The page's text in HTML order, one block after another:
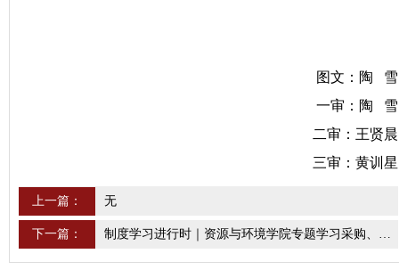
图文：陶 雪
一审：陶 雪
二审：王贤晨
三审：黄训星
上一篇： 无
下一篇：